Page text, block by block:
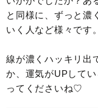
と同様に、ずっと濃
いく人など様々です。
線が濃くハッキリ出
か、運気がUPして
ってくださいね♡